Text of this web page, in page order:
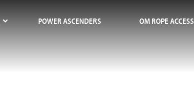
POWER ASCENDERS OM ROPE ACCESS